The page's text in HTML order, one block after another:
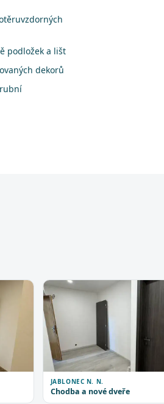
podložek a lišt
dekorů
JABLONEC N. N.
Chodba a nové dveře